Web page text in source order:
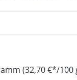
(32,70 €*/100